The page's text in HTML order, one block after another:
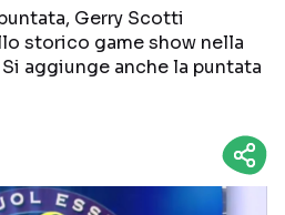
PARAMOUNT+
Gerry Scotti
storico game show nella
aggiunge anche la puntata